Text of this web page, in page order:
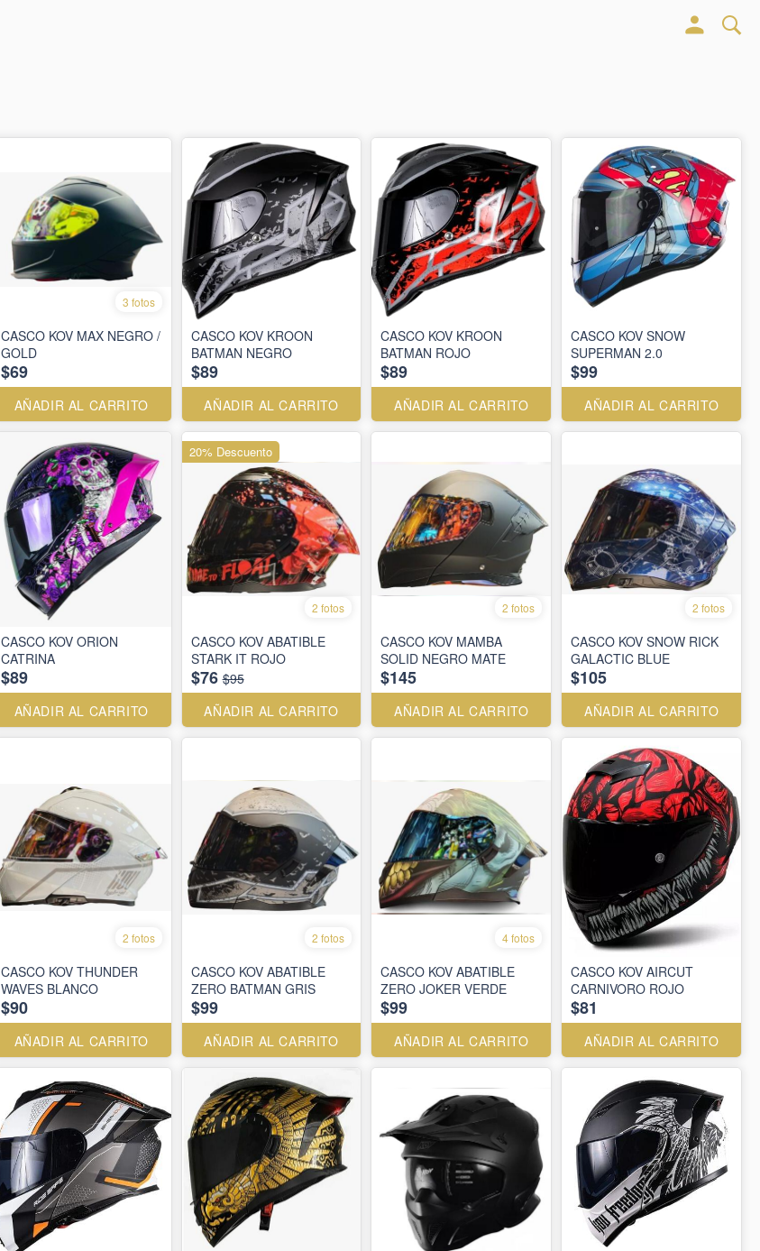
3 fotos
CASCO KOV MAX NEGRO /
GOLD
$69
AÑADIR AL CARRITO
CASCO KOV KROON
BATMAN NEGRO
$89
AÑADIR AL CARRITO
CASCO KOV KROON
BATMAN ROJO
$89
AÑADIR AL CARRITO
CASCO KOV SNOW
SUPERMAN 2.0
$99
AÑADIR AL CARRITO
CASCO KOV ORION
CATRINA
$89
AÑADIR AL CARRITO
2 fotos
CASCO KOV ABATIBLE
STARK IT ROJO
$76 $95
AÑADIR AL CARRITO
20% Descuento
2 fotos
CASCO KOV MAMBA
SOLID NEGRO MATE
$145
AÑADIR AL CARRITO
2 fotos
CASCO KOV SNOW RICK
GALACTIC BLUE
$105
AÑADIR AL CARRITO
2 fotos
CASCO KOV THUNDER
WAVES BLANCO
$90
AÑADIR AL CARRITO
2 fotos
CASCO KOV ABATIBLE
ZERO BATMAN GRIS
$99
AÑADIR AL CARRITO
4 fotos
CASCO KOV ABATIBLE
ZERO JOKER VERDE
$99
AÑADIR AL CARRITO
CASCO KOV AIRCUT
CARNIVORO ROJO
$81
AÑADIR AL CARRITO